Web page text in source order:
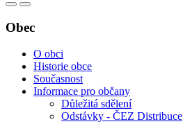
Obec
O obci
Historie obce
Současnost
Informace pro občany
Důležitá sdělení
Odstávky - ČEZ Distribuce